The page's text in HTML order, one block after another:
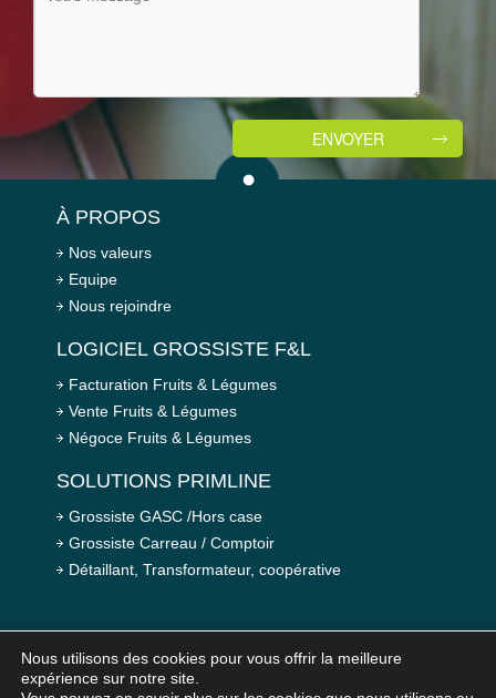
À PROPOS
Nos valeurs
Equipe
Nous rejoindre
LOGICIEL GROSSISTE F&L
Facturation Fruits & Légumes
Vente Fruits & Légumes
Négoce Fruits & Légumes
SOLUTIONS PRIMLINE
Grossiste GASC /Hors case
Grossiste Carreau / Comptoir
Détaillant, Transformateur, coopérative
© 2026 PRIMLINE - Tous droits réservés
-
Plan du site
Nous utilisons des cookies pour vous offrir la meilleure
expérience sur notre site.